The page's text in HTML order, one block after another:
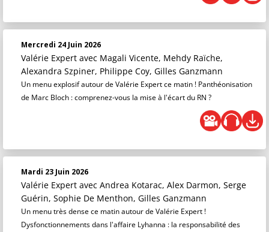
Mercredi 24 Juin 2026
Valérie Expert avec Magali Vicente, Mehdy Raïche,
Alexandra Szpiner, Philippe Coy, Gilles Ganzmann
Un menu explosif autour de Valérie Expert ce matin ! Panthéonisation
de Marc Bloch : comprenez-vous la mise à l'écart du RN ?
Mardi 23 Juin 2026
Valérie Expert avec Andrea Kotarac, Alex Darmon, Serge
Guérin, Sophie De Menthon, Gilles Ganzmann
Un menu très dense ce matin autour de Valérie Expert !
Dysfonctionnements dans l'affaire Lyhanna : la responsabilité des